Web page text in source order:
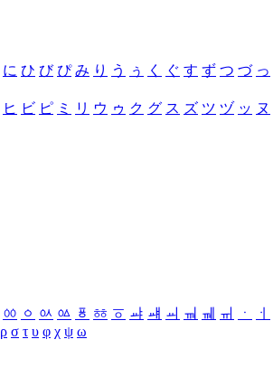
に ひ び ぴ み り う ぅ く ぐ す ず つ づ っ
ヒ ビ ピ ミ リ ウ ゥ ク グ ス ズ ツ ヅ ッ ヌ
ㆀ ㆁ ㆂ ㆃ ㆄ ㆅ ㆆ ㆇ ㆈ ㆉ ㆊ ㆋ ㆌ ㆍ
ㆎ
ρ σ τ υ φ χ ψ ω